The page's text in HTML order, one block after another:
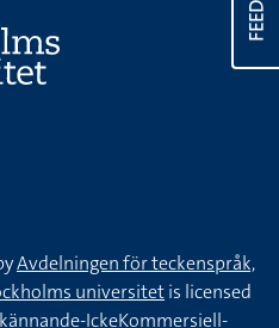
Avdelningen för teckenspråk,
universitetis licensed
IckeKommersiell-